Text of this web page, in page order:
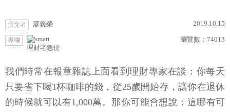
撰文者 廖義榮 2019.10.15
專欄
理財宅急便
瀏覽數： 74013
我們時常在報章雜誌上面看到理財專家在談：你每天
只要省下喝1杯咖啡的錢，從25歲開始存，讓你在退休
的時候就可以有1,000萬。那你可能會想說：這哪有可